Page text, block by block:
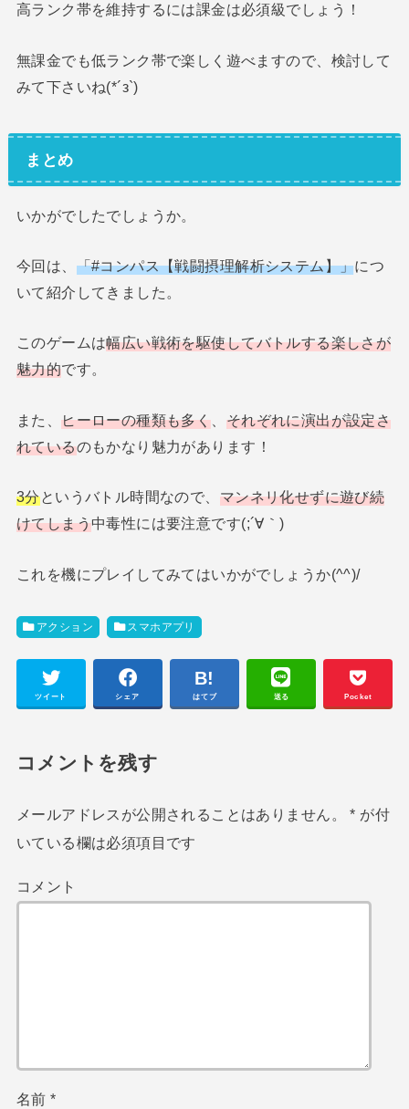
高ランク帯を維持するには課金は必須級でしょう！
無課金でも低ランク帯で楽しく遊べますので、検討して
みて下さいね(*´з`)
まとめ
いかがでしたでしょうか。
今回は、 「#コンパス【戦闘摂理解析システム】」につ
いて紹介してきました。
このゲームは幅広い戦術を駆使してバトルする楽しさが
魅力的です。
また、ヒーローの種類も多く
それぞれに演出が設定さ
れているのもかなり魅力があります！
3分というバトル時間なので、 マンネリ化せずに遊び続
けてしまう中毒性には要注意です(;´∀｀)
これを機にプレイしてみてはいかがでしょうか(^^)/
アクション スマホアプリ
ツイート シェア はてブ 送る Pocket
コメントを残す
メールアドレスが公開されることはありません。 * が付
いている欄は必須項目です
コメント
名前*